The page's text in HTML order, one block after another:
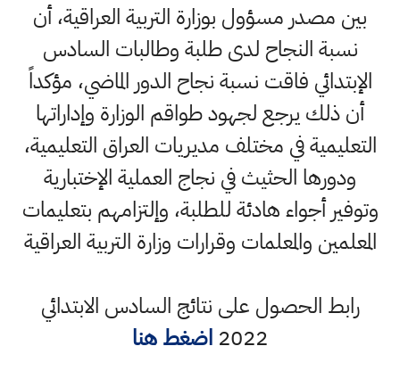
بين مصدر مسؤول بوزارة التربية العراقية، أن
نسبة النجاح لدى طلبة وطالبات السادس
الإبتدائي فاقت نسبة نجاح الدور الماضي، مؤكداً
أن ذلك يرجع لجهود طواقم الوزارة وإداراتها
التعليمية في مختلف مديريات العراق التعليمية،
ودورها الحثيث في نجاج العملية الإختبارية
وتوفير أجواء هادئة للطلبة، وإلتزامهم بتعليمات
المعلمين والمعلمات وقرارات وزارة التربية العراقية
رابط الحصول على نتائج السادس الابتدائي
2022 اضغط هنا